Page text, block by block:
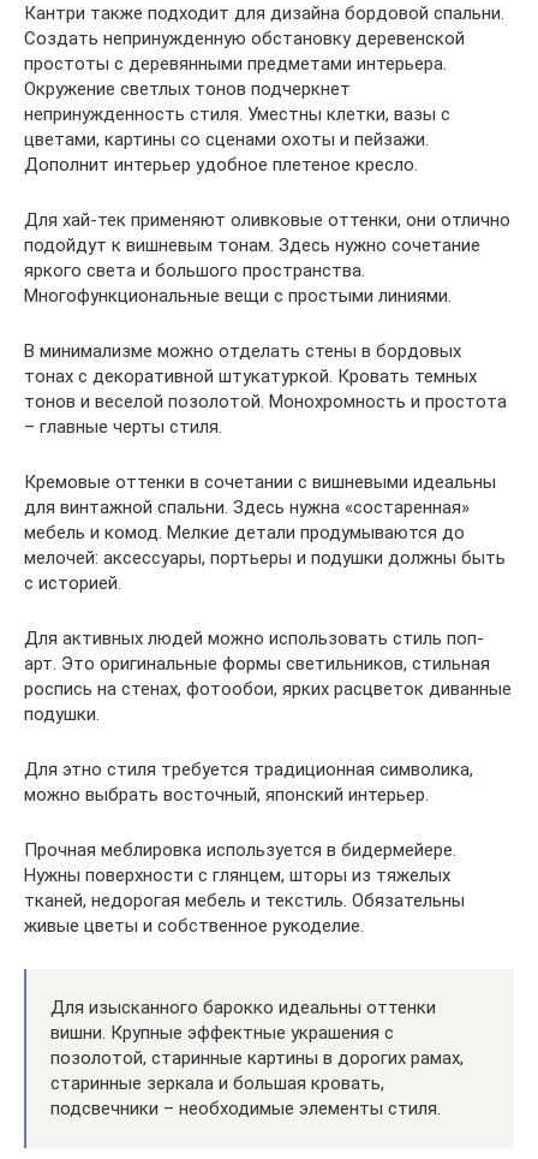
Кантри также подходит для дизайна бордовой спальни.
Создать непринужденную обстановку деревенской
простоты с деревянными предметами интерьера.
Окружение светлых тонов подчеркнет
непринужденность стиля. Уместны клетки, вазы с
цветами, картины со сценами охоты и пейзажи.
Дополнит интерьер удобное плетеное кресло.
Для хай-тек применяют оливковые оттенки, они отлично
подойдут к вишневым тонам. Здесь нужно сочетание
яркого света и большого пространства.
Многофункциональные вещи с простыми линиями.
В минимализме можно отделать стены в бордовых
тонах с декоративной штукатуркой. Кровать темных
тонов и веселой позолотой. Монохромность и простота
– главные черты стиля.
Кремовые оттенки в сочетании с вишневыми идеальны
для винтажной спальни. Здесь нужна «состаренная»
мебель и комод. Мелкие детали продумываются до
мелочей: аксессуары, портьеры и подушки должны быть
с историей.
Для активных людей можно использовать стиль поп-
арт. Это оригинальные формы светильников, стильная
роспись на стенах, фотообои, ярких расцветок диванные
подушки.
Для этно стиля требуется традиционная символика,
можно выбрать восточный, японский интерьер.
Прочная меблировка используется в бидермейере.
Нужны поверхности с глянцем, шторы из тяжелых
тканей, недорогая мебель и текстиль. Обязательны
живые цветы и собственное рукоделие.
Для изысканного барокко идеальны оттенки
вишни. Крупные эффектные украшения с
позолотой, старинные картины в дорогих рамах,
старинные зеркала и большая кровать,
подсвечники – необходимые элементы стиля.